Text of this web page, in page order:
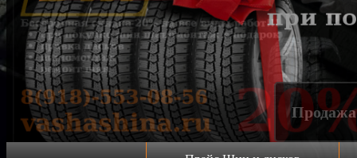
Акция!!!